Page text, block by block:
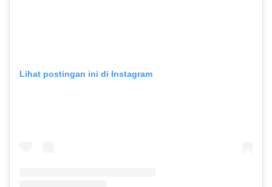
Lihat postingan ini di Instagram